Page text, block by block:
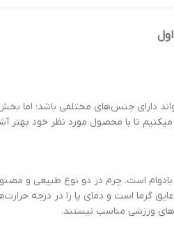
دارای جنس‌های مختلفی باشد؛
تا با محصول مورد نظر خود بهتر
است. چرم در دو نوع طبیعی و
گرما است و دمای پا را در درجه
ورزشی مناسب نیستند.